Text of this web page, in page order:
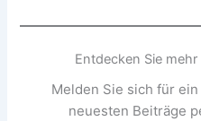
Entdecken Sie
Melden Sie sich für
neuesten Beiträge